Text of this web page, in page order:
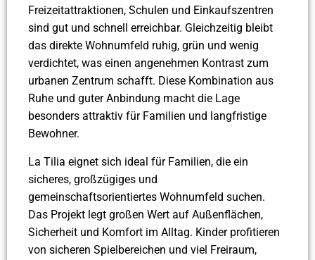
Freizeitattraktionen, Schulen und Einkaufszentren
sind gut und schnell erreichbar. Gleichzeitig bleibt
das direkte Wohnumfeld ruhig, grün und wenig
verdichtet, was einen angenehmen Kontrast zum
urbanen Zentrum schafft. Diese Kombination aus
Ruhe und guter Anbindung macht die Lage
besonders attraktiv für Familien und langfristige
Bewohner.
La Tilia eignet sich ideal für Familien, die ein
sicheres, großzügiges und
gemeinschaftsorientiertes Wohnumfeld suchen.
Das Projekt legt großen Wert auf Außenflächen,
Sicherheit und Komfort im Alltag. Kinder profitieren
von sicheren Spielbereichen und viel Freiraum,